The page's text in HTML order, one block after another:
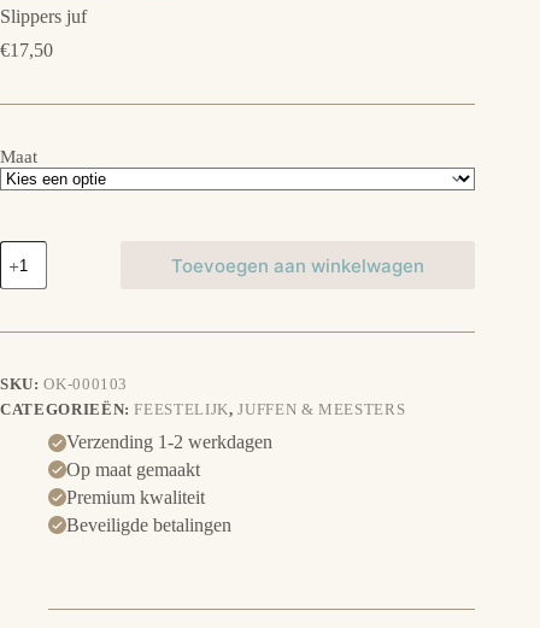
Slippers juf
€17,50
Maat
Slippers
juf
aantal
Toevoegen aan winkelwagen
SKU:OK-000103
CATEGORIEËN:FEESTELIJK,JUFFEN & MEESTERS
Verzending 1-2 werkdagen
Op maat gemaakt
Premium kwaliteit
Beveiligde betalingen